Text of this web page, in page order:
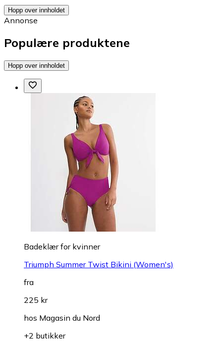
Hopp over innholdet
Annonse
Populære produktene
Hopp over innholdet
Badeklær for kvinner
Triumph Summer Twist Bikini (Women's)
fra
225 kr
hos Magasin du Nord
+2 butikker